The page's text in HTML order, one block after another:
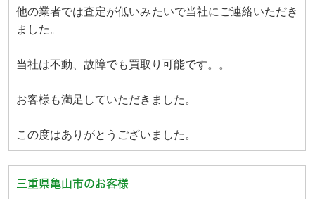
他の業者では査定が低いみたいで当社にご連絡いただき
ました。
当社は不動、故障でも買取り可能です。。
お客様も満足していただきました。
この度はありがとうございました。
三重県亀山市のお客様